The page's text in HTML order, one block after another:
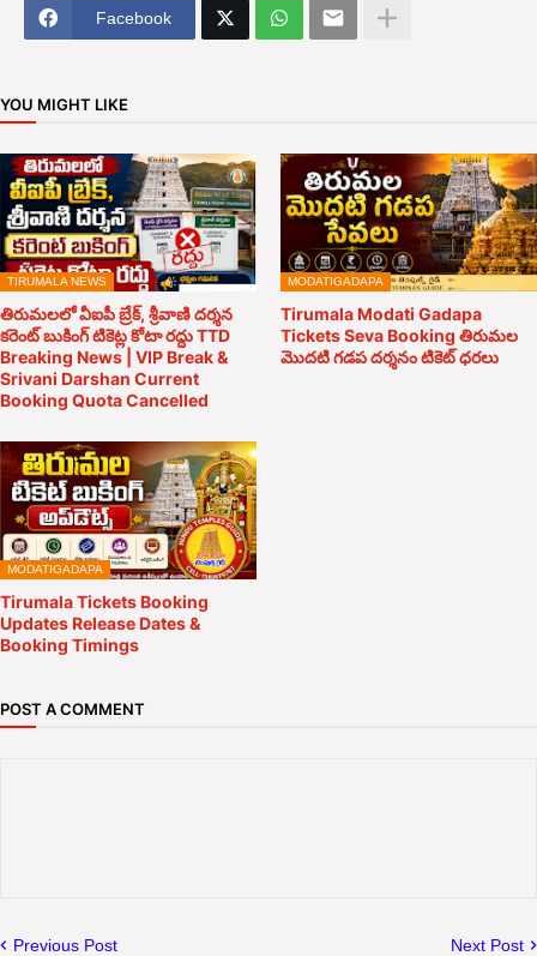
Facebook
YOU MIGHT LIKE
TIRUMALA NEWS
తిరుమలలో వీఐపీ బ్రేక్, శ్రీవాణి దర్శన
కరెంట్ బుకింగ్ టికెట్ల కోటా రద్దు TTD
Breaking News | VIP Break &
Srivani Darshan Current
Booking Quota Cancelled
MODATIGADAPA
Tirumala Modati Gadapa
Tickets Seva Booking తిరుమల
మొదటి గడప దర్శనం టికెట్ ధరలు
MODATIGADAPA
Tirumala Tickets Booking
Updates Release Dates &
Booking Timings
POST A COMMENT
Previous Post Next Post